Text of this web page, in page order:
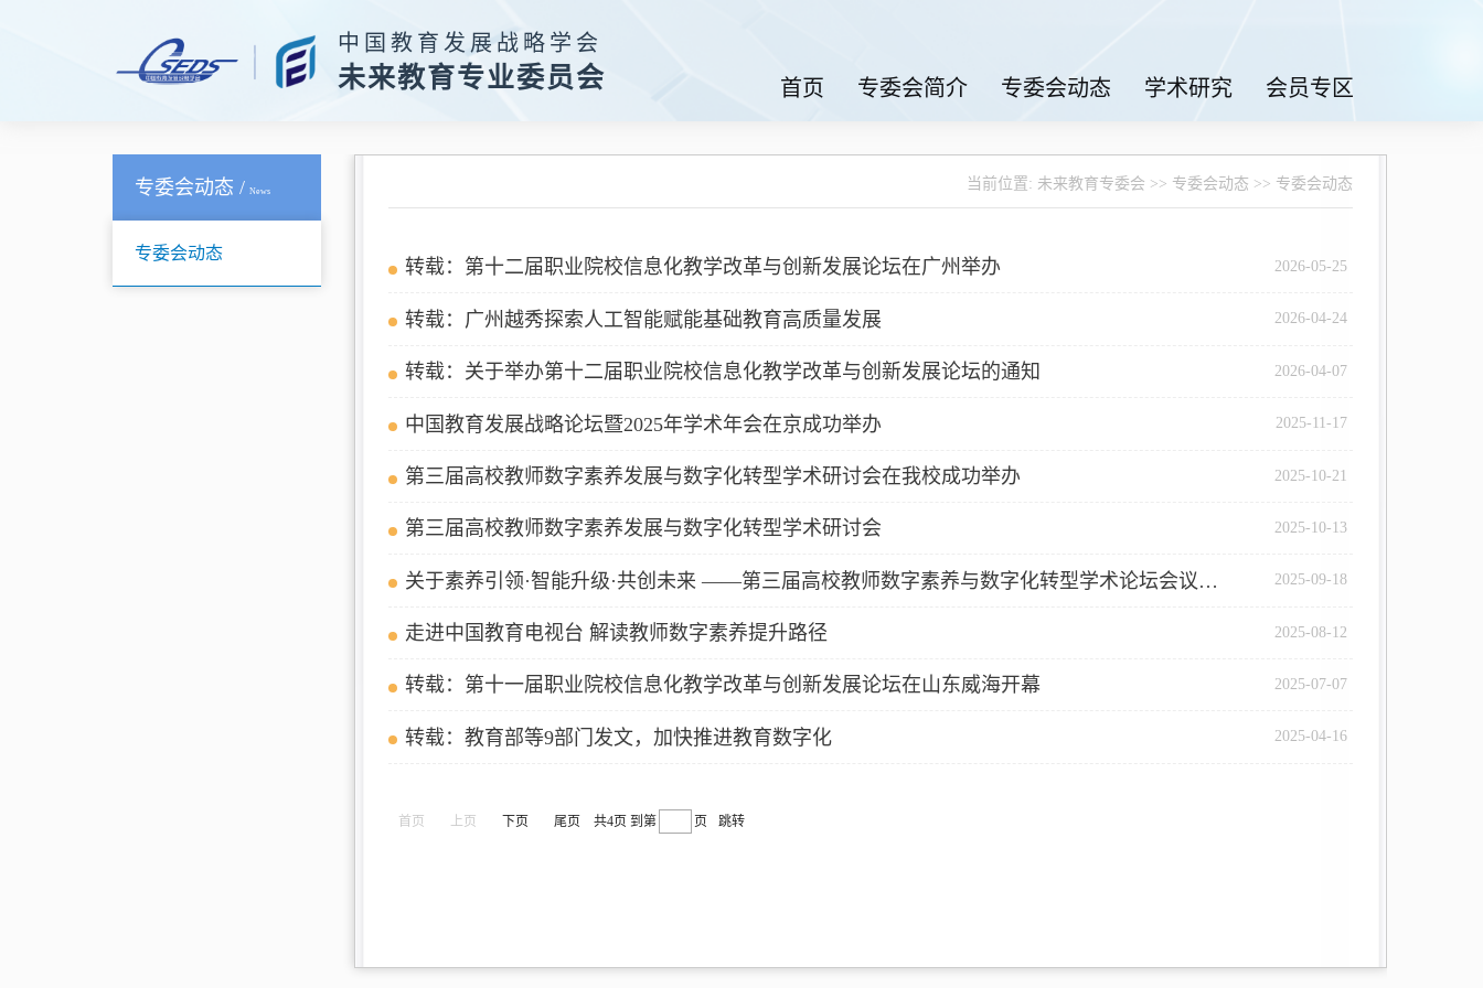
中国教育发展战略学会
未来教育专业委员会 首页 专委会简介 专委会动态 学术研究 会员专区
专委会动态 / News
专委会动态
当前位置: 未来教育专委会 >> 专委会动态 >> 专委会动态
2026-05-25
转载：第十二届职业院校信息化教学改革与创新发展论坛在广州举办
2026-04-24
转载：广州越秀探索人工智能赋能基础教育高质量发展
2026-04-07
转载：关于举办第十二届职业院校信息化教学改革与创新发展论坛的通知
2025-11-17
中国教育发展战略论坛暨2025年学术年会在京成功举办
2025-10-21
第三届高校教师数字素养发展与数字化转型学术研讨会在我校成功举办
2025-10-13
第三届高校教师数字素养发展与数字化转型学术研讨会
2025-09-18
关于素养引领·智能升级·共创未来 ——第三届高校教师数字素养与数字化转型学术论坛会议通知
2025-08-12
走进中国教育电视台 解读教师数字素养提升路径
2025-07-07
转载：第十一届职业院校信息化教学改革与创新发展论坛在山东威海开幕
2025-04-16
转载：教育部等9部门发文，加快推进教育数字化
首页 上页 下页 尾页 共4页 到第 页 跳转